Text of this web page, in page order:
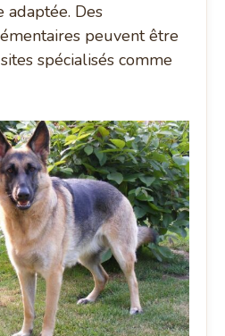
adaptée. Des
peuvent être
spécialisés comme